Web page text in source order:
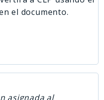
el documento.
asignada al